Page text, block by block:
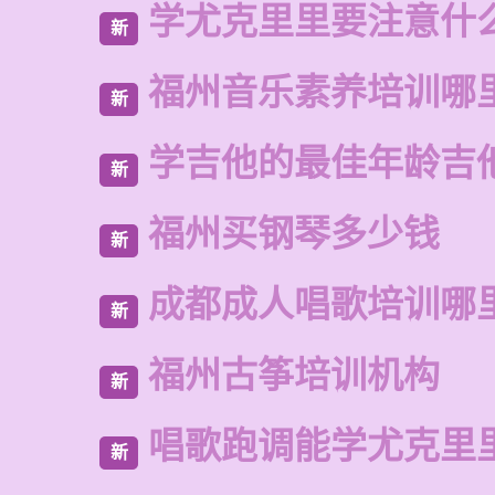
新 学尤克里里要注意什
新 福州音乐素养培训哪
新 学吉他的最佳年龄吉
新 福州买钢琴多少钱
新 成都成人唱歌培训哪
新 福州古筝培训机构
新 唱歌跑调能学尤克里